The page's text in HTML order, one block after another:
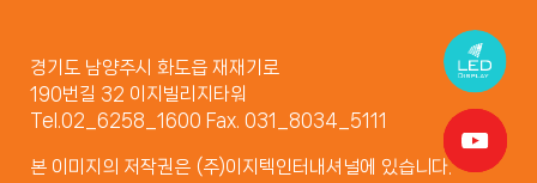
경기도 남양주시 화도읍 재재기로
190번길 32 이지빌리지타워
Tel.02_6258_1600 Fax. 031_8034_5111
본 이미지의 저작권은 (주)이지텍인터내셔널에 있습니다.